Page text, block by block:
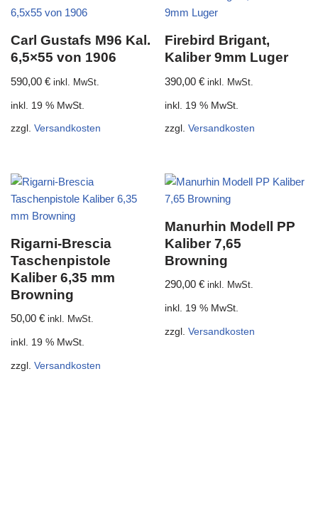
Carl Gustafs M96 Kal.
6,5×55 von 1906
590,00 € inkl. MwSt.
inkl. 19 % MwSt.
zzgl. Versandkosten
Firebird Brigant,
Kaliber 9mm Luger
390,00€ inkl. MwSt.
inkl. 19 % MwSt.
zzgl.Versandkosten
Rigarni-Brescia
Taschenpistole
Kaliber 6,35 mm
Browning
50,00 € inkl. MwSt.
inkl. 19 % MwSt.
zzgl. Versandkosten
Manurhin Modell PP
Kaliber 7,65
Browning
290,00€ inkl. MwSt.
inkl. 19 % MwSt.
zzgl.Versandkosten